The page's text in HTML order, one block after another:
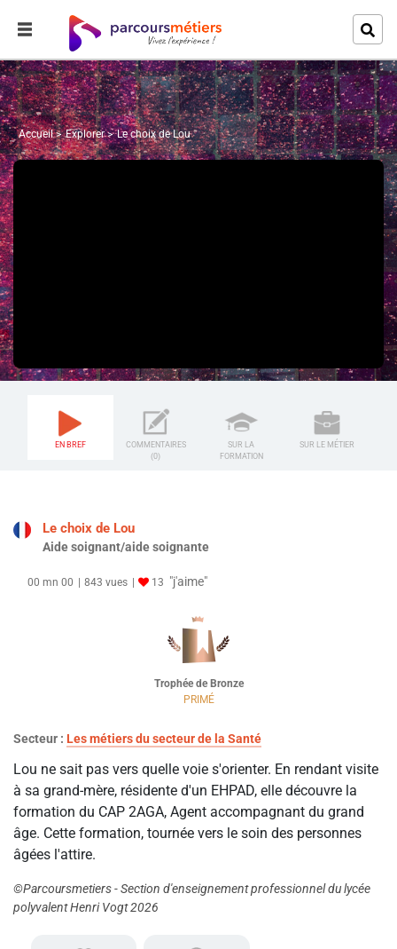
Accueil Explorer Le choix de Lou
EN BREF
COMMENTAIRES
(0)
SUR LA
FORMATION
SUR LE MÉTIER
Le choix de Lou
Aide soignant/aide soignante
00 mn 00 843 vues 13 "j'aime"
Trophée de Bronze
PRIMÉ
Secteur : Les métiers du secteur de la Santé
Lou ne sait pas vers quelle voie s'orienter. En rendant visite
à sa grand-mère, résidente d'un EHPAD, elle découvre la
formation du CAP 2AGA, Agent accompagnant du grand
âge. Cette formation, tournée vers le soin des personnes
âgées l'attire.
©Parcoursmetiers - Section d'enseignement professionnel du lycée
polyvalent Henri Vogt 2026